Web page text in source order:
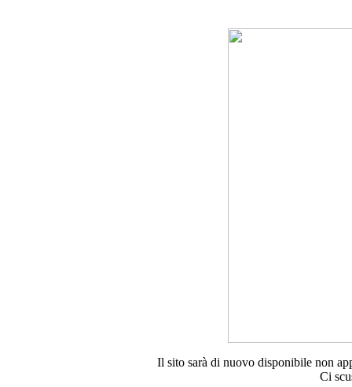
Il sito sarà di nuovo disponibile non
Ci